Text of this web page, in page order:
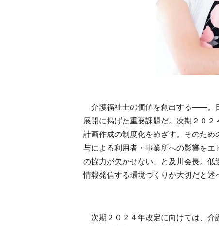
介護福祉士の価値を創出する――。
展開に掲げた重要課題だ。次期２０
計画作成の制度化をめざす。そのた
与による利用者・事業所への影響を
の協力が欠かせない」と及川会長。
情報発信する環境づくりが大切だと述
次期２０２４年改定に向けては、介